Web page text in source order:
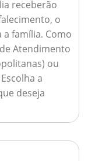
receberão
o
a família. Como
Atendimento
ou
a
deseja